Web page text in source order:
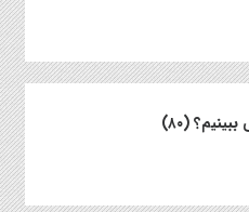
(۸۰)